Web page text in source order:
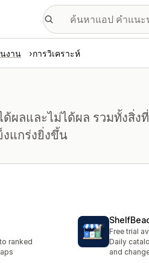
งาน การวิเคราะห์
ผลและไม่ได้ผล รวมทั้งสิ่
แกร่งยิ่งขึ้น
ranked
Free trial
Daily
and